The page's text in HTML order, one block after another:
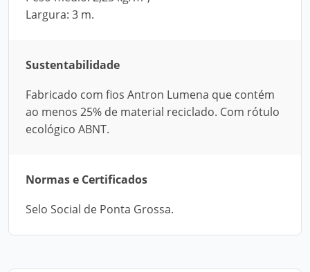
Largura: 3 m.
Sustentabilidade
Fabricado com fios Antron Lumena que contém
ao menos 25% de material reciclado. Com rótulo
ecológico ABNT.
Normas e Certificados
Selo Social de Ponta Grossa.